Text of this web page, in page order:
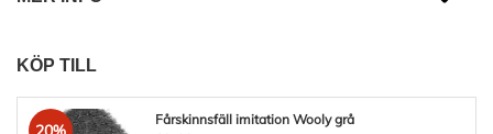
KÖP TILL
Fårskinnsfäll imitation Wooly grå